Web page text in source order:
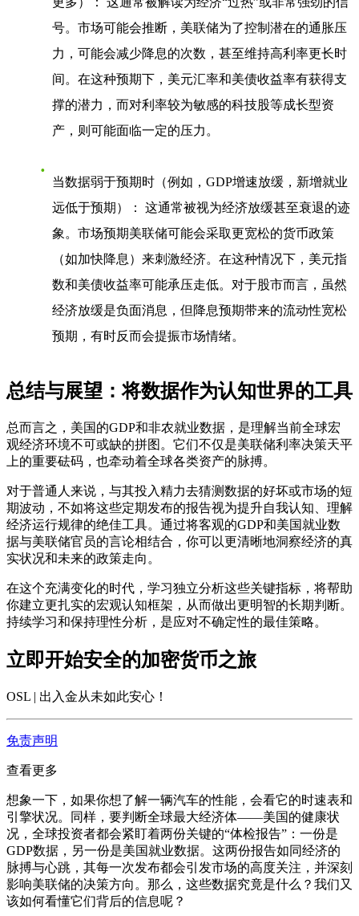
号。市场可能会推断，美联储为了控制潜在的通胀压
力，可能会减少降息的次数，甚至维持高利率更长时
间。在这种预期下，美元汇率和美债收益率有获得支
撑的潜力，而对利率较为敏感的科技股等成长型资
产，则可能面临一定的压力。
当数据弱于预期时（例如，GDP增速放缓，新增就业
远低于预期）
： 这通常被视为经济放缓甚至衰退的迹
象。市场预期美联储可能会采取更宽松的货币政策
（如加快降息）来刺激经济。在这种情况下，美元指
数和美债收益率可能承压走低。对于股市而言，虽然
经济放缓是负面消息，但降息预期带来的流动性宽松
预期，有时反而会提振市场情绪。
总结与展望：将数据作为认知世界的工具
总而言之，美国的GDP和非农就业数据，是理解当前全球宏
观经济环境不可或缺的拼图。它们不仅是美联储利率决策天平
上的重要砝码，也牵动着全球各类资产的脉搏。
对于普通人来说，与其投入精力去猜测数据的好坏或市场的短
期波动，不如将这些定期发布的报告视为提升自我认知、理解
经济运行规律的绝佳工具。通过将客观的GDP和美国就业数
据与美联储官员的言论相结合，你可以更清晰地洞察经济的真
实状况和未来的政策走向。
在这个充满变化的时代，学习独立分析这些关键指标，将帮助
你建立更扎实的宏观认知框架，从而做出更明智的长期判断。
持续学习和保持理性分析，是应对不确定性的最佳策略。
立即开始安全的加密货币之旅
OSL | 出入金从未如此安心 ！
免责声明
查看更多
想象一下，如果你想了解一辆汽车的性能，会看它的时速表和
引擎状况。同样，要判断全球最大经济体——美国的健康状
况，全球投资者都会紧盯着两份关键的“体检报告”：一份是
GDP数据 ，另一份是美国就业数据。这两份报告如同经济的
脉搏与心跳，其每一次发布都会引发市场的高度关注，并深刻
影响美联储的决策方向。那么，这些数据究竟是什么？我们又
该如何看懂它们背后的信息呢？